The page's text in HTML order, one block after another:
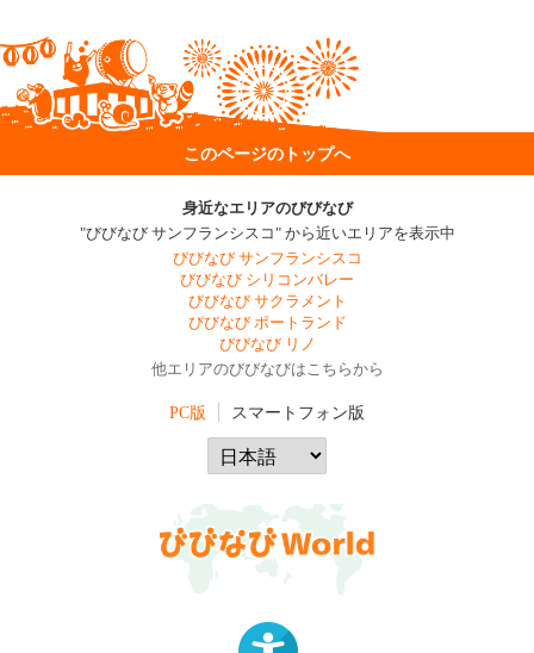
このページのトップへ
身近なエリアのびびなび
"びびなび サンフランシスコ" から近いエリアを表示中
びびなび サンフランシスコ
びびなび シリコンバレー
びびなび サクラメント
びびなび ポートランド
びびなび リノ
他エリアのびびなびはこちらから
PC版 スマートフォン版